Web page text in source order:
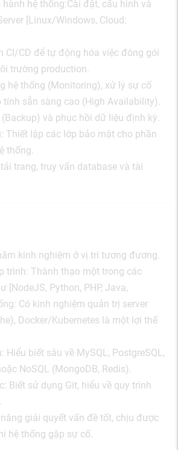
hệ thống:Cài đặt, cấu hình và
[Linux/Windows, Cloud:
CI/CD để tự động hóa việc đóng gói
trường production.
hệ thống (Monitoring), xử lý sự cố
tính sẵn sàng cao (High Availability).
và phục hồi dữ liệu định kỳ.
Thiết lập các lớp bảo mật cho phần
thống.
trang, truy vấn database và tài
kinh nghiệm ở vị trí tương đương.
trình: Thành thạo một trong các
[NodeJS, Python, PHP, Java,
Có kinh nghiệm quản trị server
Docker/Kubernetes là một lợi thế
Hiểu biết sâu về MySQL, PostgreSQL,
NoSQL (MongoDB, Redis).
Biết sử dụng Git, hiểu về quy trình
giải quyết vấn đề tốt, chịu được
hệ thống gặp sự cố.